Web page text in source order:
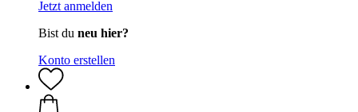
Jetzt anmelden
Bist du neu hier?
Konto erstellen